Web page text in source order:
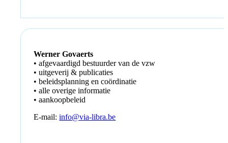
Werner Govaerts
• afgevaardigd bestuurder van de vzw
• uitgeverij & publicaties
• beleidsplanning en coördinatie
• alle overige informatie
• aankoopbeleid
E-mail:info@via-libra.be